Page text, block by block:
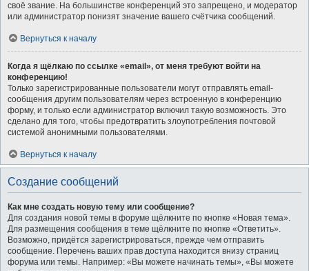
своё звание. На большинстве конференций это запрещено, и модератор
или администратор понизят значение вашего счётчика сообщений.
Вернуться к началу
Когда я щёлкаю по ссылке «email», от меня требуют войти на
конференцию!
Только зарегистрированные пользователи могут отправлять email-
сообщения другим пользователям через встроенную в конференцию
форму, и только если администратор включил такую возможность. Это
сделано для того, чтобы предотвратить злоупотребления почтовой
системой анонимными пользователями.
Вернуться к началу
Создание сообщений
Как мне создать новую тему или сообщение?
Для создания новой темы в форуме щёлкните по кнопке «Новая тема».
Для размещения сообщения в теме щёлкните по кнопке «Ответить».
Возможно, придётся зарегистрироваться, прежде чем отправить
сообщение. Перечень ваших прав доступа находится внизу страниц
форума или темы. Например: «Вы можете начинать темы», «Вы можете